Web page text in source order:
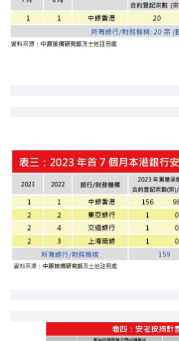
按揭全面睇
统计数据库
按揭快趣智识
按揭智库
楼按专栏
实时银行资讯